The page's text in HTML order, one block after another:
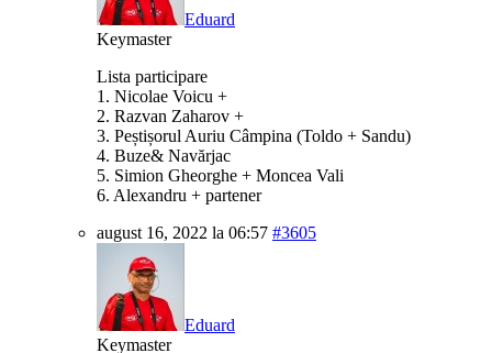
Eduard
Keymaster
Lista participare
1. Nicolae Voicu +
2. Razvan Zaharov +
3. Peștișorul Auriu Câmpina (Toldo + Sandu)
4. Buze& Navărjac
5. Simion Gheorghe + Moncea Vali
6. Alexandru + partener
august 16, 2022 la 06:57 #3605
Eduard
Keymaster